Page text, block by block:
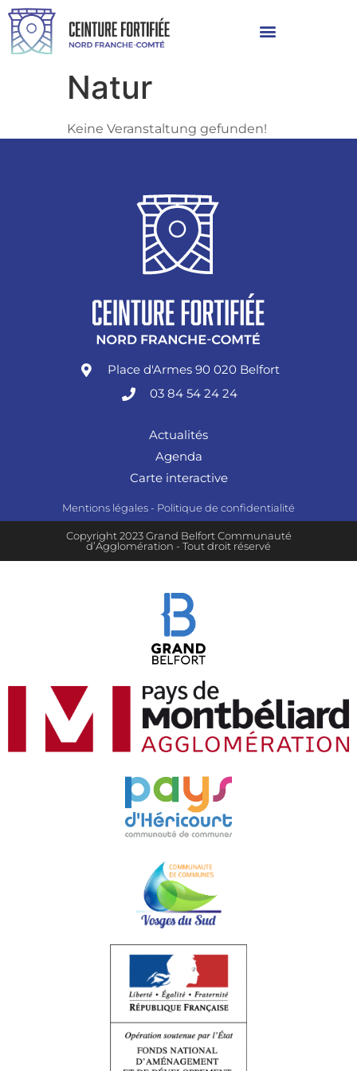
Natur
Keine Veranstaltung gefunden!
Place d'Armes 90 020 Belfort
03 84 54 24 24
Actualités
Agenda
Carte interactive
Mentions légales - Politique de confidentialité
Copyright 2023 Grand Belfort Communauté
d’Agglomération - Tout droit réservé